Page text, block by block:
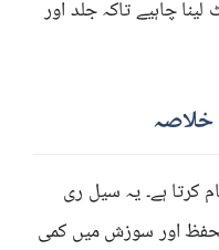
چاہیے تاکہ جلد اور
کام کرتا ہے۔ یہ سیل ری
تحفظ اور سوزش میں کمی